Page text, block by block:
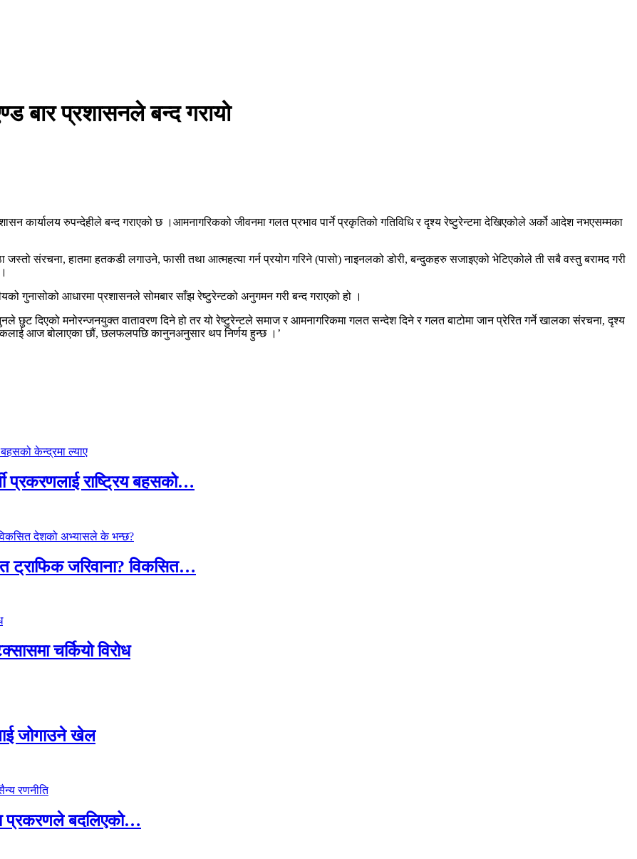
बार प्रशासनले बन्द गरायो
कार्यालय रुपन्देहीले बन्द गराएको छ ।आमनागरिकको जीवनमा गलत प्रभाव पार्ने प्रकृतिको गतिविधि र दृश्य रेष्टुरेन्टमा देखिएकोले अर्को आदेश नभएसम्मका
संरचना, हातमा हतकडी लगाउने, फासी तथा आत्महत्या गर्न प्रयोग गरिने (पासो) नाइनलको डोरी, बन्दुकहरु सजाइएको भेटिएकोले ती सबै वस्तु बरामद गरी
गुनासोको आधारमा प्रशासनले सोमबार साँझ रेष्टुरेन्टको अनुगमन गरी बन्द गराएको हो ।
छुट दिएको मनोरन्जनयुक्त वातावरण दिने हो तर यो रेष्टुरेन्टले समाज र आमनागरिकमा गलत सन्देश दिने र गलत बाटोमा जान प्रेरित गर्ने खालका संरचना, दृश्य
आज बोलाएका छौं, छलफलपछि कानुनअनुसार थप निर्णय हुन्छ ।’
प्रकरणलाई राष्ट्रिय बहसको…
ट्राफिक जरिवाना? विकसित…
चर्कियो विरोध
जोगाउने खेल
प्रकरणले बदलिएको…